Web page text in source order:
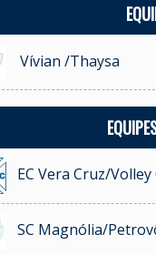
Vívian /Thaysa
EC Vera Cruz/
SC Magnólia/